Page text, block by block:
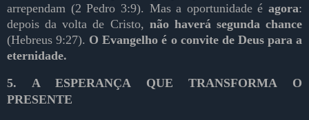
arrependam (2 Pedro 3:9). Mas a oportunidade é agora:
depois da volta de Cristo, não haverá segunda chance
(Hebreus 9:27). O Evangelho é o convite de Deus para a
eternidade.
5. A ESPERANÇA QUE TRANSFORMA O
PRESENTE